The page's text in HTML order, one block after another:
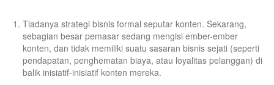
Tiadanya strategi bisnis formal seputar konten. Sekarang,
sebagian besar pemasar sedang mengisi ember-ember
konten, dan tidak memiliki suatu sasaran bisnis sejati (seperti
pendapatan, penghematan biaya, atau loyalitas pelanggan) di
balik inisiatif-inisiatif konten mereka.